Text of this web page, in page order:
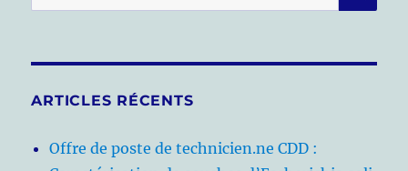
pour :
ARTICLES RÉCENTS
Offre de poste de technicien.ne CDD :